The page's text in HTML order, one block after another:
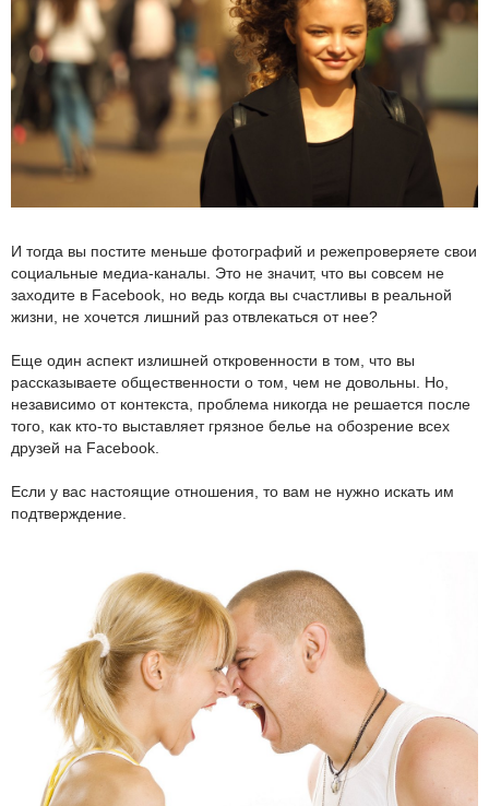
И тогда вы постите меньше фотографий и режепроверяете свои
социальные медиа-каналы. Это не значит, что вы совсем не
заходите в Facebook, но ведь когда вы счастливы в реальной
жизни, не хочется лишний раз отвлекаться от нее?
Еще один аспект излишней откровенности в том, что вы
рассказываете общественности о том, чем не довольны. Но,
независимо от контекста, проблема никогда не решается после
того, как кто-то выставляет грязное белье на обозрение всех
друзей на Facebook.
Если у вас настоящие отношения, то вам не нужно искать им
подтверждение.